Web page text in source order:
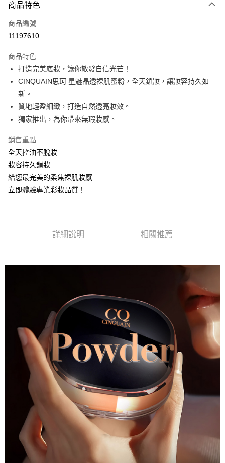
信用卡一次付款
超商取貨付款
Apple Pay
街口支付
悠遊付
ATM付款
全家取貨付款
每筆NT$85，滿NT$599(含以上)免運費
付款後全家取貨
每筆NT$85，滿NT$599(含以上)免運費
(FedEx)海外配送 查看運費
商品特色
商品編號
11197610
商品特色
打造完美底妝，讓你散發自信光芒！
CINQUAIN思珂 星魅晶透裸肌蜜粉，全天鎖妝，讓妝容持久如
新。
質地輕盈細緻，打造自然透亮妝效。
獨家推出，為你帶來無瑕妝感。
銷售重點
全天控油不脫妝
妝容持久鎖妝
給您最完美的柔焦裸肌妝感
立即體驗專業彩妝品質！
詳細說明 相關推薦